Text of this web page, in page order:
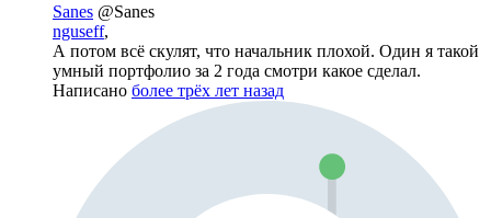
Sanes @Sanes
nguseff,
А потом всё скулят, что начальник плохой. Один я такой
умный портфолио за 2 года смотри какое сделал.
Написано более трёх лет назад